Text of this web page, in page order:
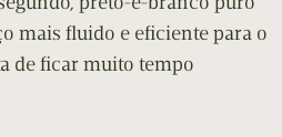
mais fluido e eficiente para o
de ficar muito tempo